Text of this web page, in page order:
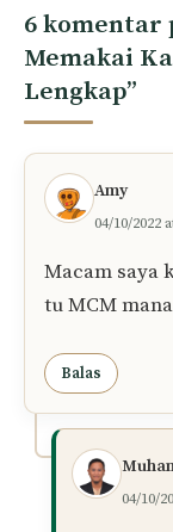
6 komentar
Memakai
Lengkap”
Amy
04/10/2022
Macam saya
tu MCM mana
Balas
04/10/